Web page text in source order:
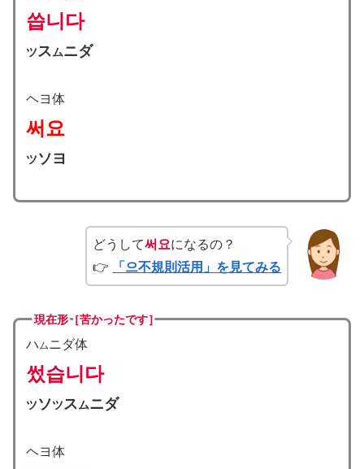
씁니다
ツスムニダ
ヘヨ体
써요
ツソヨ
どうして써요になるの？
👉
「으不規則活用」を見てみる
現在形［苦かったです］
ハムニダ体
썼습니다
ツソツスムニダ
ヘヨ体